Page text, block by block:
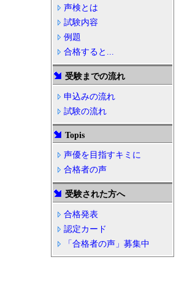
声検とは
試験内容
例題
合格すると...
受験までの流れ
申込みの流れ
試験の流れ
Topis
声優を目指すキミに
合格者の声
受験された方へ
合格発表
認定カード
「合格者の声」募集中